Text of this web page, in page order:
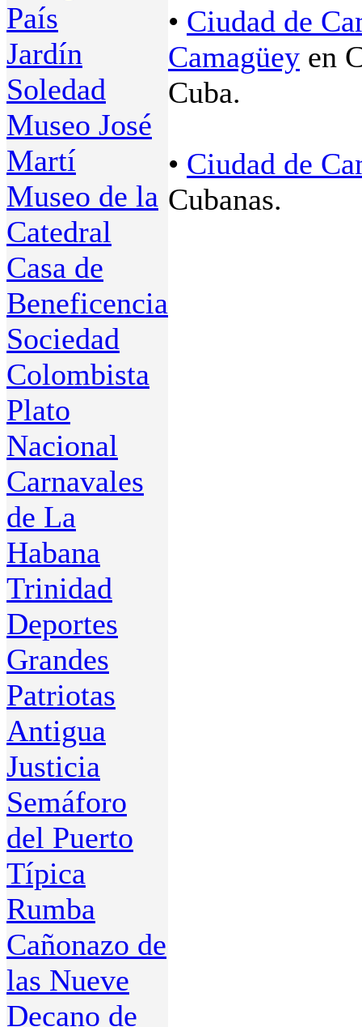
País
Jardín
Soledad
Museo José
Martí
Museo de la
Catedral
Casa de
Beneficencia
Sociedad
Colombista
Plato
Nacional
Carnavales
de La
Habana
Trinidad
Deportes
Grandes
Patriotas
Antigua
Justicia
Semáforo
del Puerto
Típica
Rumba
Cañonazo de
las Nueve
Decano de
• Ciudad de
Camagüey en
Cuba.
• Ciudad de
Cubanas.